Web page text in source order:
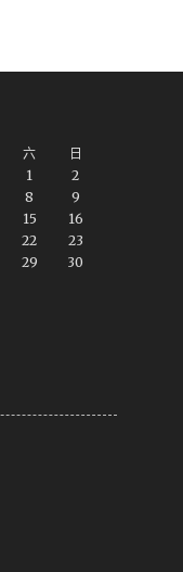
六 日
1
2
8
9
15
16
22
23
29
30